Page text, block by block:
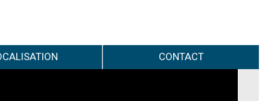
CONTACT